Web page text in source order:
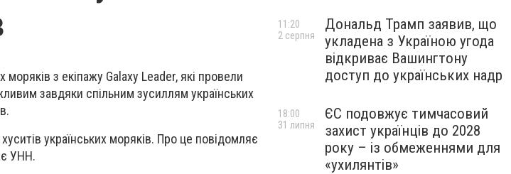
моряків з екіпажу Galaxy Leader, які провели
завдяки спільним зусиллям українських
українських моряків. Про це повідомляє
УНН.
Дональд Трамп заявив, що
укладена з Україною угода
відкриває Вашингтону
доступ до українських надр
11:20
2 серпня
ЄС подовжує тимчасовий
захист українців до 2028
року – із обмеженнями для
«ухилянтів»
18:00
31 липня